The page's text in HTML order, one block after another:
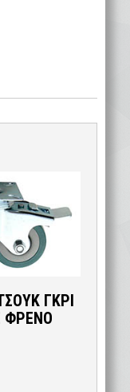
ΓΚΡΙ
ΦΡΕΝΟ